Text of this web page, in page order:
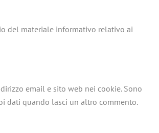
del materiale informativo relativo ai
email e sito web nei cookie. Sono
dati quando lasci un altro commento.